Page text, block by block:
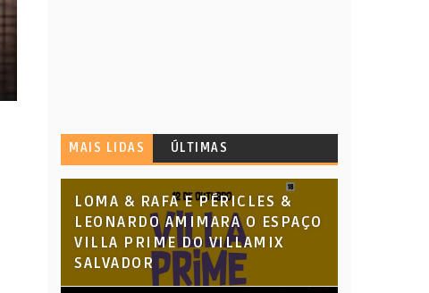
MAIS LIDAS ÚLTIMAS
LOMA & RAFA E PÉRICLES &
LEONARDO AMIMARA O ESPAÇO
VILLA PRIME DO VILLAMIX
SALVADOR